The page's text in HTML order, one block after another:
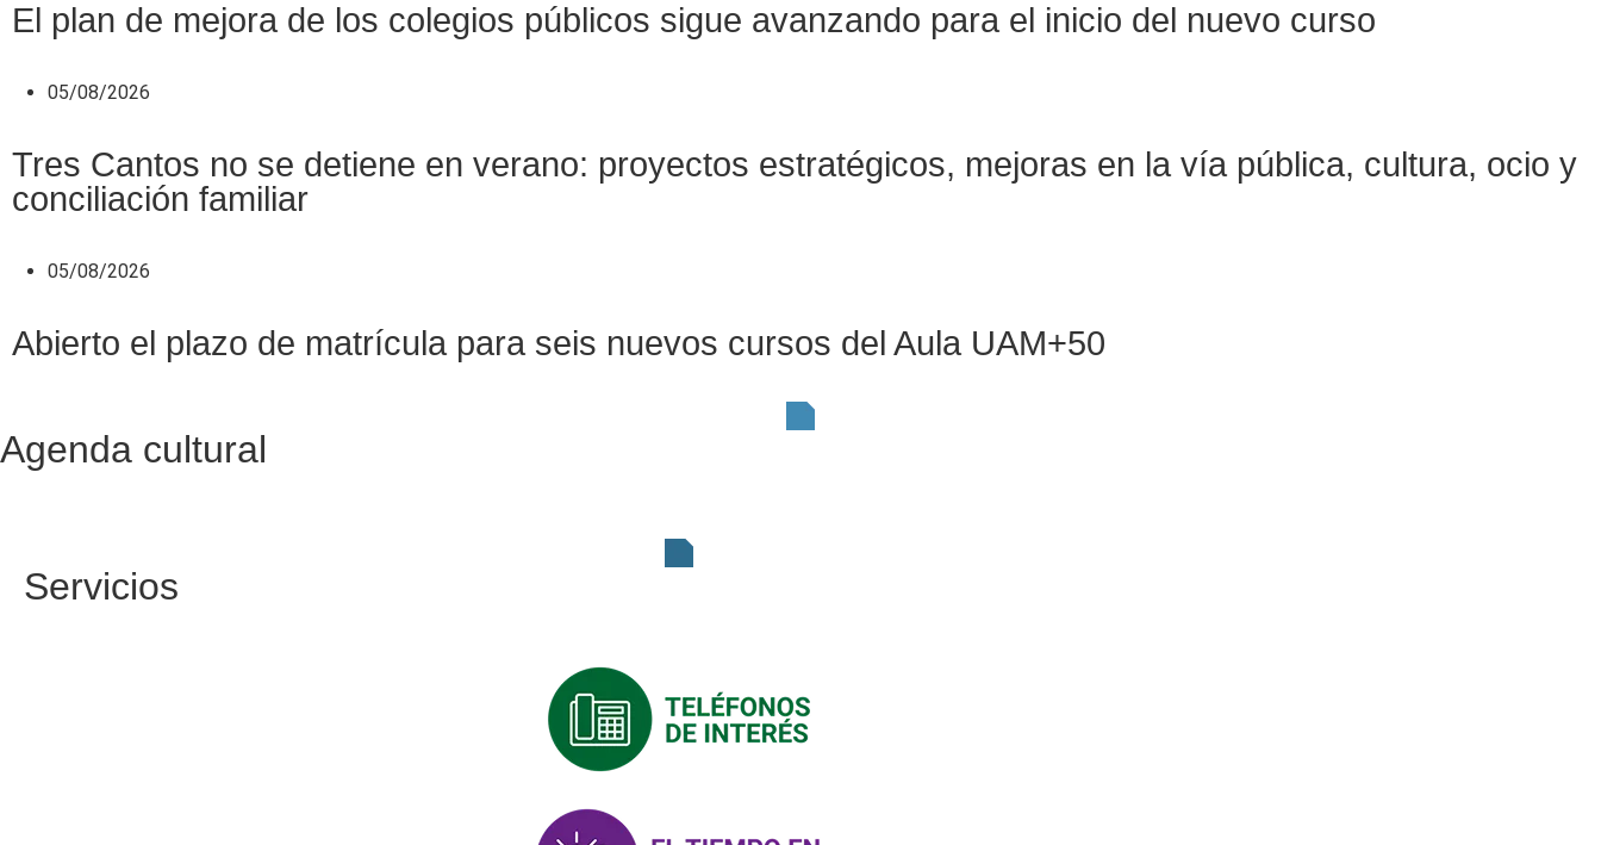
El plan de mejora de los colegios públicos sigue avanzando para el inicio del nuevo curso
05/08/2026
Tres Cantos no se detiene en verano: proyectos estratégicos, mejoras en la vía pública, cultura, ocio y
conciliación familiar
05/08/2026
Abierto el plazo de matrícula para seis nuevos cursos del Aula UAM+50
Agenda cultural
Servicios